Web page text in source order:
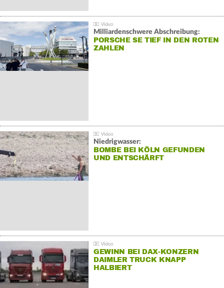
Milliardenschwere Abschreibung:
PORSCHE SE TIEF IN DEN ROTEN
ZAHLEN
Niedrigwasser:
BOMBE BEI KÖLN GEFUNDEN
UND ENTSCHÄRFT
GEWINN BEI DAX-KONZERN
DAIMLER TRUCK KNAPP
HALBIERT